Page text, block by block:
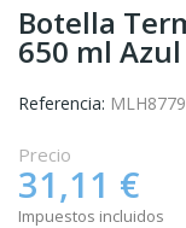
Botella
650 ml Azul
Referencia:
Precio
31,11 €
Impuestos incluidos